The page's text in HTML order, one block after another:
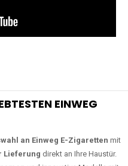
EINWEG
an Einweg E-Zigaretten mit
Lieferung direkt an Ihre Haustür.